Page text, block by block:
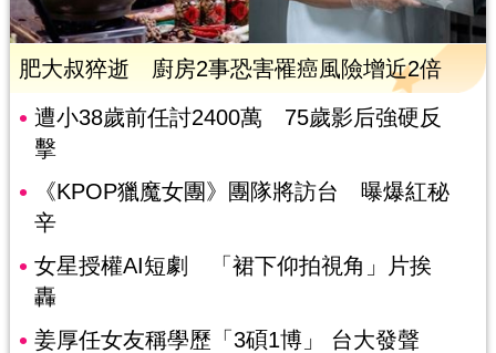
肥大叔猝逝 廚房2事恐害罹癌風險增近2倍
遭小38歲前任討2400萬 75歲影后強硬反
擊
《KPOP獵魔女團》團隊將訪台 曝爆紅秘
辛
女星授權AI短劇 「裙下仰拍視角」片挨
轟
姜厚任女友稱學歷「3碩1博」 台大發聲